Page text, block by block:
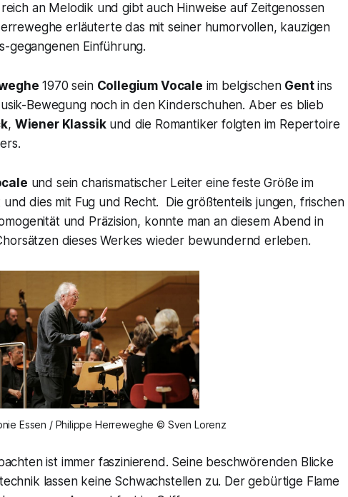
an Melodik und gibt auch Hinweise auf Zeitgenossen
erläuterte das mit seiner humorvollen, kauzigen
gegangenen Einführung.
1970 sein Collegium Vocale im belgischen Gentins
Bewegung noch in den Kinderschuhen. Aber es blieb
, Wiener Klassikund die Romantiker folgten im Repertoire
und sein charismatischer Leiter eine feste Größe im
dies mit Fug und Recht. Die größtenteils jungen, frischen
und Präzision, konnte man an diesem Abend in
dieses Werkes wieder bewundernd erleben.
Essen / Philippe Herreweghe © Sven Lorenz
ist immer faszinierend. Seine beschwörenden Blicke
lassen keine Schwachstellen zu. Der gebürtige Flame